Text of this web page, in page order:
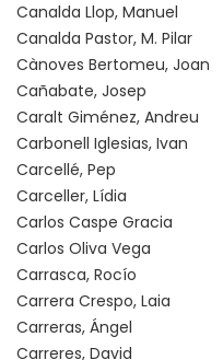
Canalda Llop, Manuel
Canalda Pastor, M. Pilar
Cànoves Bertomeu, Joan
Cañabate, Josep
Caralt Giménez, Andreu
Carbonell Iglesias, Ivan
Carcellé, Pep
Carceller, Lídia
Carlos Caspe Gracia
Carlos Oliva Vega
Carrasca, Rocío
Carrera Crespo, Laia
Carreras, Ángel
Carreres, David